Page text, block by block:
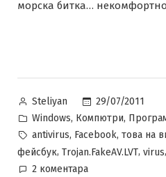
морска битка…
Posted
by
Steliyan
29/07/2011
Posted
in
Windows, Компютри,
Tags:
antivirus, Facebook, това на
фейсбук, Trojan.FakeAV.LVT, virus,
2 коментараза